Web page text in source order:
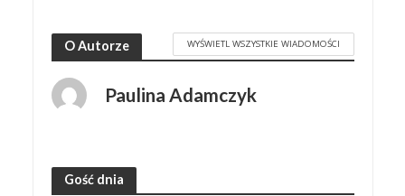
O Autorze WYŚWIETL WSZYSTKIE WIADOMOŚCI
Paulina Adamczyk
Gość dnia